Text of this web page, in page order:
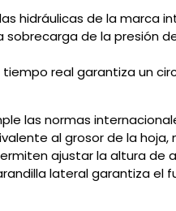
hidráulicas de la marca
de la presión
real garantiza un
las normas
al grosor de la
ajustar la altura de
lateral garantiza el